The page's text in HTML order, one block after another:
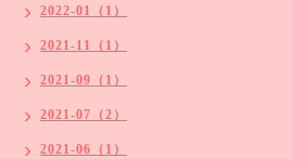
2022-01（1）
2021-11（1）
2021-09（1）
2021-07（2）
2021-06（1）